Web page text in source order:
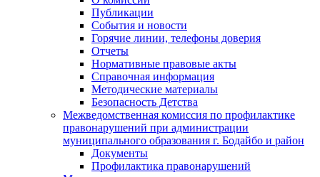
Публикации
События и новости
Горячие линии, телефоны доверия
Отчеты
Нормативные правовые акты
Справочная информация
Методические материалы
Безопасность Детства
Межведомственная комиссия по профилактике
правонарушений при администрации
муниципального образования г. Бодайбо и район
Документы
Профилактика правонарушений